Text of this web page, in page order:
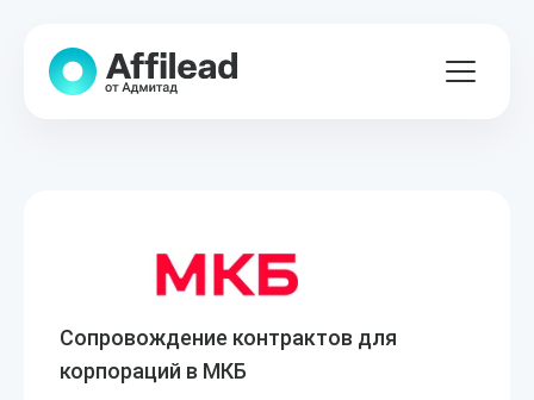
Сопровождение контрактов для
корпораций в МКБ